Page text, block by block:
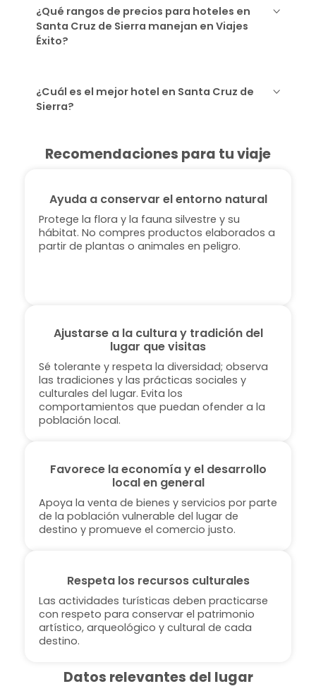
¿Qué rangos de precios para hoteles en
Santa Cruz de Sierra manejan en Viajes
Éxito?
¿Cuál es el mejor hotel en Santa Cruz de
Sierra?
Recomendaciones para tu viaje
Ayuda a conservar el entorno natural
Protege la flora y la fauna silvestre y su
hábitat. No compres productos elaborados a
partir de plantas o animales en peligro.
Ajustarse a la cultura y tradición del
lugar que visitas
Sé tolerante y respeta la diversidad; observa
las tradiciones y las prácticas sociales y
culturales del lugar. Evita los
comportamientos que puedan ofender a la
población local.
Favorece la economía y el desarrollo
local en general
Apoya la venta de bienes y servicios por parte
de la población vulnerable del lugar de
destino y promueve el comercio justo.
Respeta los recursos culturales
Las actividades turísticas deben practicarse
con respeto para conservar el patrimonio
artístico, arqueológico y cultural de cada
destino.
Datos relevantes del lugar